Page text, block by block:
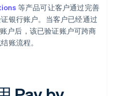
等产品可让客户通过完善
银行账户。当客户已经通过
户后，该已验证账户可跨商
账流程。